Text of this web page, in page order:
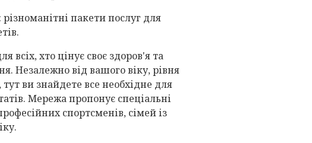
пакети послуг для
всіх, хто цінує своє здоров'я та
Незалежно від вашого віку, рівня
ви знайдете все необхідне для
Мережа пропонує спеціальні
спортсменів, сімей із